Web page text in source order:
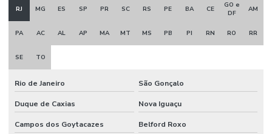
RJ MG ES SP PR SC RS PE BA CE
GO e
DF
AM
PA AC AL AP MA MT MS PB PI RN RO RR
SE TO
Rio de Janeiro São Gonçalo
Duque de Caxias Nova Iguaçu
Campos dos Goytacazes Belford Roxo